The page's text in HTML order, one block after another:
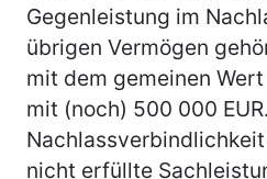
Gegenleistung im
übrigen Vermögen
mit dem gemeinen
mit (noch) 500 000
nicht erfüllte